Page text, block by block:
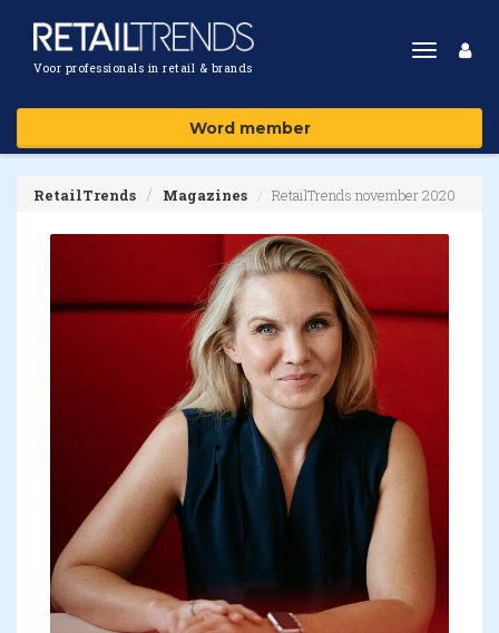
Voor professionals in retail & brands
Toggle
Word member
RetailTrends Magazines RetailTrends november 2020